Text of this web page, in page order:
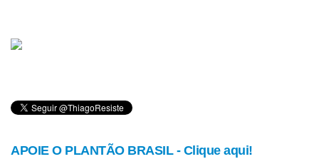
APOIE O PLANTÃO BRASIL - Clique aqui!